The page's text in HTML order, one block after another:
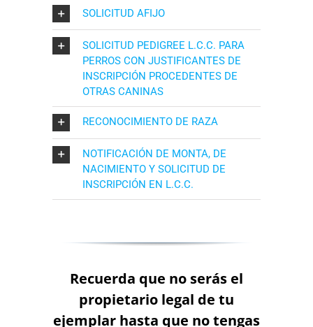
SOLICITUD AFIJO
SOLICITUD PEDIGREE L.C.C. PARA
PERROS CON JUSTIFICANTES DE
INSCRIPCIÓN PROCEDENTES DE
OTRAS CANINAS
RECONOCIMIENTO DE RAZA
NOTIFICACIÓN DE MONTA, DE
NACIMIENTO Y SOLICITUD DE
INSCRIPCIÓN EN L.C.C.
Recuerda que no serás el
propietario legal de tu
ejemplar hasta que no tengas